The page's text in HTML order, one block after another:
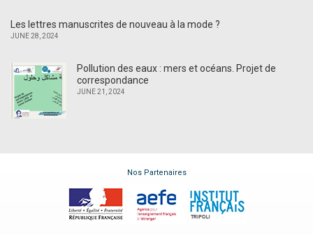
Les lettres manuscrites de nouveau à la mode ?
JUNE 28, 2024
Pollution des eaux : mers et océans. Projet de
correspondance
JUNE 21, 2024
Nos Partenaires